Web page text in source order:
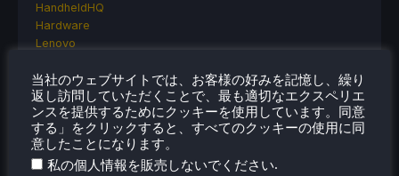
HandheldHQ
Hardware
Lenovo
MagicX
MSI
Nintendo
ONE-NETBOOK
Opinion
Other Reviews
当社のウェブサイトでは、お客様の好みを記憶し、繰り
返し訪問していただくことで、最も適切なエクスペリエ
ンスを提供するためにクッキーを使用しています。同意
する」をクリックすると、すべてのクッキーの使用に同
意したことになります。
私の個人情報を販売しないでください.